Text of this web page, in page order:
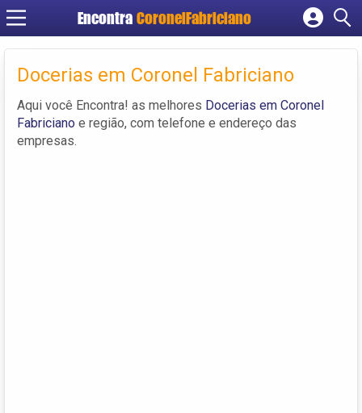
Encontra CoronelFabriciano
Cadastrar empresa
Criar conta
Docerias em Coronel Fabriciano
Aqui você Encontra! as melhores Docerias em Coronel
Fabriciano e região, com telefone e endereço das
empresas.